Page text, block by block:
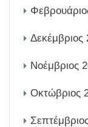
Δεκέμβριος
Νοέμβριος
Οκτώβριος